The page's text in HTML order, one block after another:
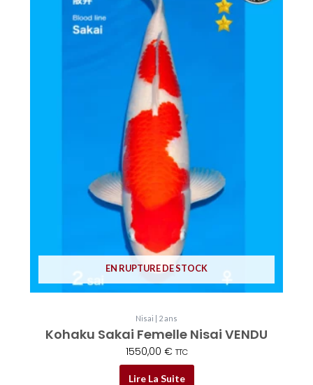
EN RUPTURE DE STOCK
Nisai | 2 ans
Kohaku Sakai Femelle Nisai VENDU
1550,00 € TTC
Lire La Suite